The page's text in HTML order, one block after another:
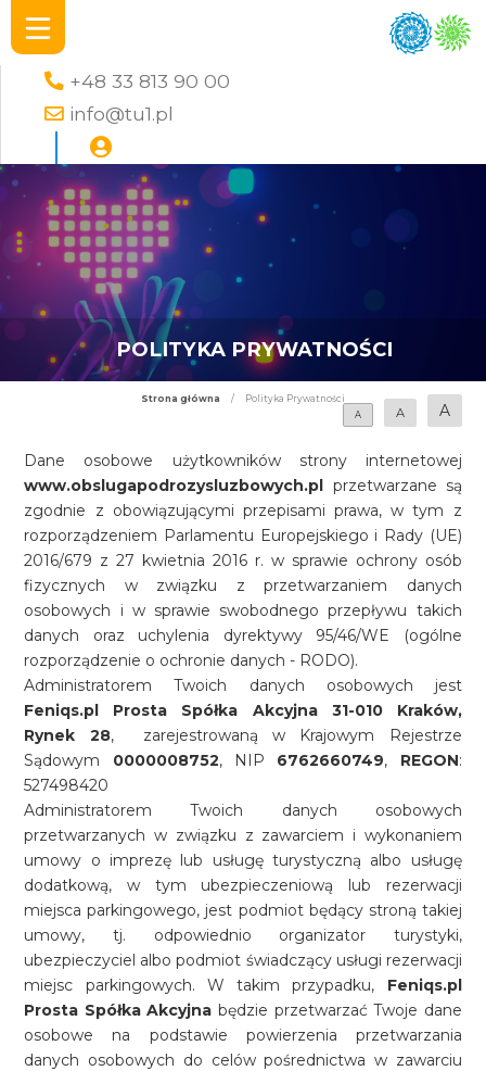
+48 33 813 90 00
info@tu1.pl
POLITYKA PRYWATNOŚCI
Strona główna /
Polityka Prywatności
A
A A
Dane osobowe użytkowników strony internetowej
www.obslugapodrozysluzbowych.pl przetwarzane są
zgodnie z obowiązującymi przepisami prawa, w tym z
rozporządzeniem Parlamentu Europejskiego i Rady (UE)
2016/679 z 27 kwietnia 2016 r. w sprawie ochrony osób
fizycznych w związku z przetwarzaniem danych
osobowych i w sprawie swobodnego przepływu takich
danych oraz uchylenia dyrektywy 95/46/WE (ogólne
rozporządzenie o ochronie danych - RODO).
Administratorem Twoich danych osobowych jest
Feniqs.pl Prosta Spółka Akcyjna 31-010 Kraków,
Rynek 28, zarejestrowaną w Krajowym Rejestrze
Sądowym 0000008752, NIP 6762660749, REGON:
527498420
Administratorem Twoich danych osobowych
przetwarzanych w związku z zawarciem i wykonaniem
umowy o imprezę lub usługę turystyczną albo usługę
dodatkową, w tym ubezpieczeniową lub rezerwacji
miejsca parkingowego, jest podmiot będący stroną takiej
umowy, tj. odpowiednio organizator turystyki,
ubezpieczyciel albo podmiot świadczący usługi rezerwacji
miejsc parkingowych. W takim przypadku, Feniqs.pl
Prosta Spółka Akcyjna będzie przetwarzać Twoje dane
osobowe na podstawie powierzenia przetwarzania
danych osobowych do celów pośrednictwa w zawarciu